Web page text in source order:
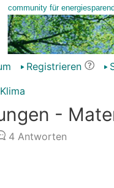
Registrieren
-
4Antworten